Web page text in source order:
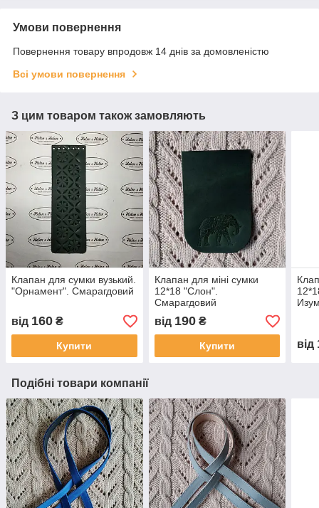
Умови повернення
Повернення товару впродовж 14 днів за домовленістю
Всі умови повернення
З цим товаром також замовляють
Клапан для сумки вузький.
"Орнамент". Смарагдовий
від 160 ₴
Купити
Клапан для міні сумки
12*18 "Слон".
Смарагдовий
від 190₴
Купити від
Подібні товари компанії